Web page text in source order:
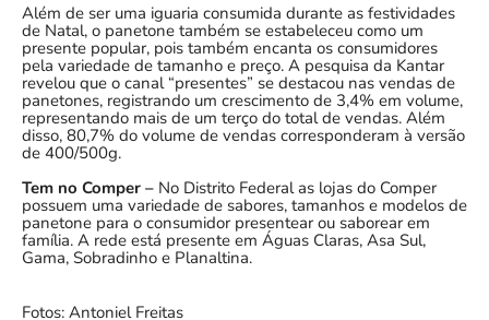
Além de ser uma iguaria consumida durante as festividades
de Natal, o panetone também se estabeleceu como um
presente popular, pois também encanta os consumidores
pela variedade de tamanho e preço. A pesquisa da Kantar
revelou que o canal “presentes” se destacou nas vendas de
panetones, registrando um crescimento de 3,4% em volume,
representando mais de um terço do total de vendas. Além
disso, 80,7% do volume de vendas corresponderam à versão
de 400/500g.
Tem no Comper – No Distrito Federal as lojas do Comper
possuem uma variedade de sabores, tamanhos e modelos de
panetone para o consumidor presentear ou saborear em
família. A rede está presente em Águas Claras, Asa Sul,
Gama, Sobradinho e Planaltina.
Fotos: Antoniel Freitas